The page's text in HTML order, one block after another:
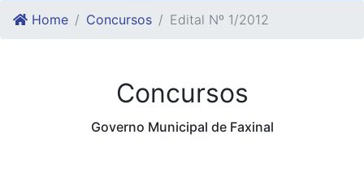
Home Concursos Edital Nº 1/2012
Concursos
Governo Municipal de Faxinal